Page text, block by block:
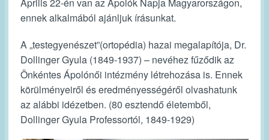
ennek alkalmából ajánljuk írásunkat.
A „testegyenészet”(ortopédia) hazai megalapítója, Dr.
Dollinger Gyula (1849-1937) – nevéhez fűződik az
Önkéntes Ápolónői intézmény létrehozása is. Ennek
körülményeiről és eredményességéről olvashatunk
az alábbi idézetben. (80 esztendő életemből,
Dollinger Gyula Professortól, 1849-1929)